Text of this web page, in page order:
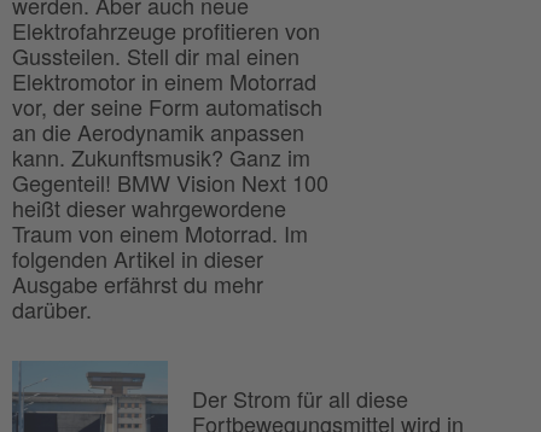
Elektrofahrzeuge profitieren von
Gussteilen. Stell dir mal einen
Elektromotor in einem Motorrad
vor, der seine Form automatisch
an die Aerodynamik anpassen
kann. Zukunftsmusik? Ganz im
Gegenteil! BMW Vision Next 100
heißt dieser wahrgewordene
Traum von einem Motorrad. Im
folgenden Artikel in dieser
Ausgabe erfährst du mehr
darüber.
Der Strom für all diese
Fortbewegungsmittel wird in